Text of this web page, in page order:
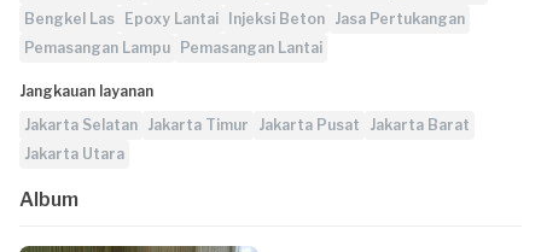
Bengkel Las
Epoxy Lantai Injeksi Beton Jasa Pertukangan
Pemasangan Lampu
Pemasangan Lantai
Jangkauan layanan
Jakarta Selatan Jakarta Timur Jakarta Pusat
Jakarta Barat
Jakarta Utara
Album